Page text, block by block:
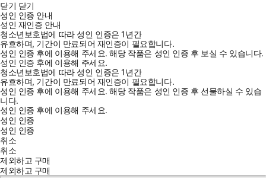
닫기 닫기
성인 인증 안내
성인 재인증 안내
청소년보호법에 따라 성인 인증은 1년간
유효하며, 기간이 만료되어 재인증이 필요합니다.
성인 인증 후에 이용해 주세요.해당 작품은 성인 인증 후 보실 수 있습니다.
성인 인증 후에 이용해 주세요.
청소년보호법에 따라 성인 인증은 1년간
유효하며, 기간이 만료되어 재인증이 필요합니다.
성인 인증 후에 이용해 주세요.해당 작품은 성인 인증 후 선물하실 수 있습
니다.
성인 인증 후에 이용해 주세요.
성인 인증
성인 인증
취소
취소
제외하고 구매
제외하고 구매